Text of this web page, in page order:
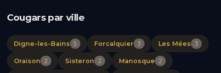
Cougars par ville
Digne-les-Bains 5 Forcalquier 3 Les Mées 3
Oraison 2 Sisteron 2 Manosque 2